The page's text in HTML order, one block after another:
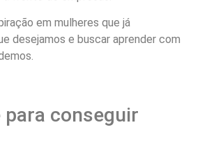
em mulheres que já
desejamos e buscar aprender com
para conseguir